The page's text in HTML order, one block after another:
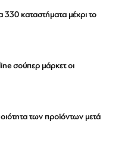
330 καταστήματα μέχρι το
σούπερ μάρκετ οι
των προϊόντων μετά